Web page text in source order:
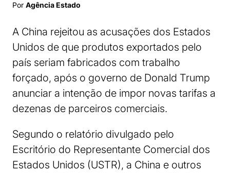
Por Agência Estado
A China rejeitou as acusações dos Estados
Unidos de que produtos exportados pelo
país seriam fabricados com trabalho
forçado, após o governo de Donald Trump
anunciar a intenção de impor novas tarifas a
dezenas de parceiros comerciais.
Segundo o relatório divulgado pelo
Escritório do Representante Comercial dos
Estados Unidos (USTR), a China e outros